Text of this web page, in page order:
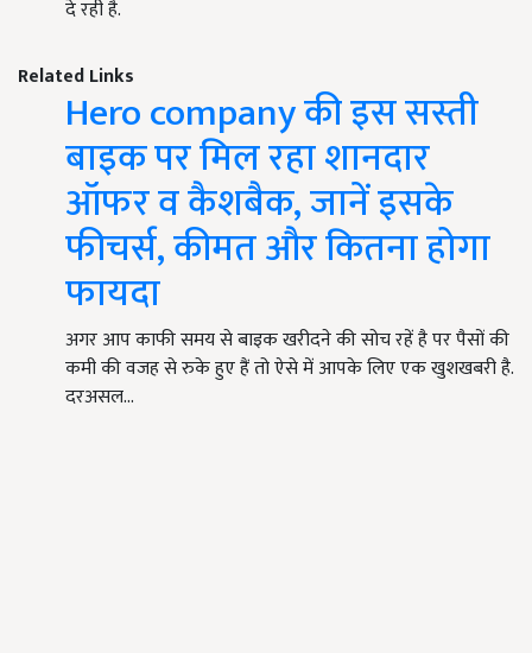
दे रही है.
Related Links
Hero company की इस सस्ती
बाइक पर मिल रहा शानदार
ऑफर व कैशबैक, जानें इसके
फीचर्स, कीमत और कितना होगा
फायदा
अगर आप काफी समय से बाइक खरीदने की सोच रहें है पर पैसों की
कमी की वजह से रुके हुए हैं तो ऐसे में आपके लिए एक खुशखबरी है.
दरअसल…